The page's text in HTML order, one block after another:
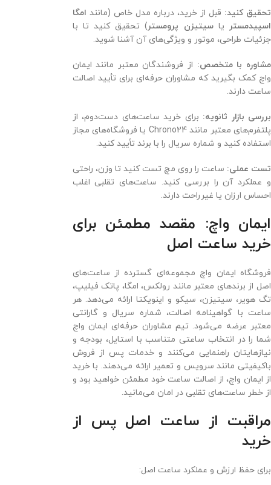
تحقیق کنید: قبل از خرید، درباره مدل خاص (مانند امگا
اسپیدمستر
یاسیتیزن پرومستر ) تحقیق کنید تا با
جزئیات طراحی، موتور و ویژگی‌های آن آشنا شوید.
مشاوره با متخصص: از فروشندگان معتبر مانند ایمان
واچ کمک بگیرید که مشاوران حرفه‌ای برای تأیید اصالت
ساعت دارند.
بررسی بازار ثانویه: برای خرید ساعت‌های دست‌دوم، از
پلتفرم‌های معتبر مانند Chrono24 یا فروشگاه‌های مجاز
استفاده کنید و شماره سریال را با برند تأیید کنید.
تست عملی: ساعت را روی مچ تست کنید تا وزن، راحتی
و عملکرد آن را بررسی کنید. ساعت‌های تقلبی اغلب
احساس ارزان یا غیرراحت دارند.
ایمان واچ: مقصد مطمئن برای
خرید ساعت اصل
فروشگاه ایمان واچ مجموعه‌ای گسترده از ساعت‌های
اصل از برندهای معتبر مانند رولکس، امگا، پاتک فیلیپ،
تگ هویر، سیتیزن، سیکو و اینویکتا ارائه می‌دهد. هر
ساعت با گواهینامه اصالت، شماره سریال و گارانتی
معتبر عرضه می‌شود. تیم مشاوران حرفه‌ای ایمان واچ
شما را در انتخاب ساعتی متناسب با استایل، بودجه و
نیازهایتان راهنمایی می‌کنند و خدمات پس از فروش
باکیفیتی مانند سرویس و تعمیر ارائه می‌دهند. با خرید
از ایمان واچ، از اصالت ساعت خود مطمئن خواهید بود و
از خطر ساعت‌های تقلبی در امان می‌مانید.
مراقبت از ساعت اصل پس از
خرید
برای حفظ ارزش و عملکرد ساعت اصل: